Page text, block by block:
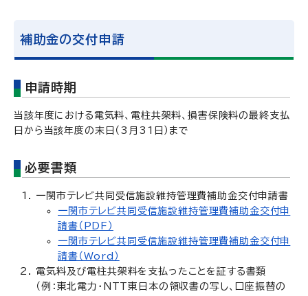
補助金の交付申請
申請時期
当該年度における電気料、電柱共架料、損害保険料の最終支払
日から当該年度の末日（3月31日）まで
必要書類
一関市テレビ共同受信施設維持管理費補助金交付申請書
一関市テレビ共同受信施設維持管理費補助金交付申
請書（PDF）
一関市テレビ共同受信施設維持管理費補助金交付申
請書（Word）
電気料及び電柱共架料を支払ったことを証する書類
（例：東北電力・NTT東日本の領収書の写し、口座振替の